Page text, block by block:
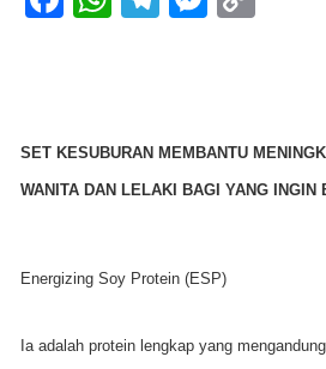
b
o
k
A
p
a
m
n
g
Li
n
SET KESUBURAN MEMBANTU
WANITA DAN LELAKI BAGI YANG INGIN
Energizing Soy Protein (ESP)
Ia adalah protein lengkap yang